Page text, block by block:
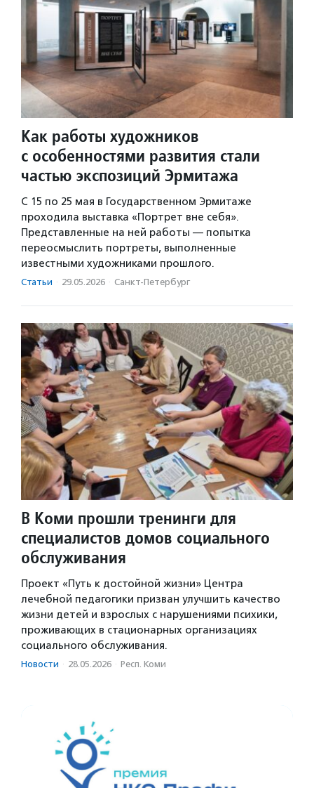
Как работы художников
с особенностями развития стали
частью экспозиций Эрмитажа
C 15 по 25 мая в Государственном Эрмитаже
проходила выставка «Портрет вне себя».
Представленные на ней работы — попытка
переосмыслить портреты, выполненные
известными художниками прошлого.
Статьи · 29.05.2026 · Санкт-Петербург
В Коми прошли тренинги для
специалистов домов социального
обслуживания
Проект «Путь к достойной жизни» Центра
лечебной педагогики призван улучшить качество
жизни детей и взрослых с нарушениями психики,
проживающих в стационарных организациях
социального обслуживания.
Новости · 28.05.2026 · Респ. Коми